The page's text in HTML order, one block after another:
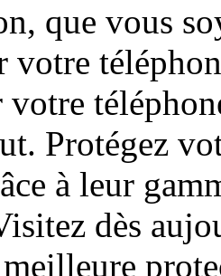
que vous
votre
Protégez
à leur
dès